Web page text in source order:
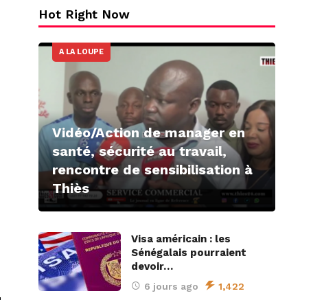
Hot Right Now
A LA LOUPE
Vidéo/Action de manager en
santé, sécurité au travail,
rencontre de sensibilisation à
Thiès
Visa américain : les
Sénégalais pourraient
devoir…
6 jours ago 1,422